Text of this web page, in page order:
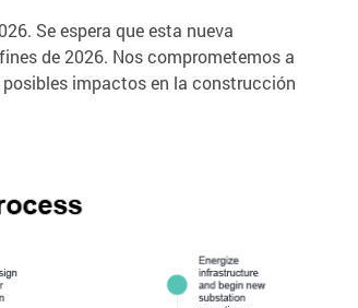
Se espera que esta nueva
de 2026. Nos comprometemos a
impactos en la construcción